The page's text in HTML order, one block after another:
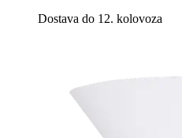
Dostava do 12. kolovoza